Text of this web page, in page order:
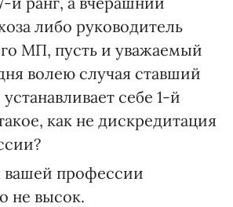
либо руководитель
МП, пусть и уважаемый
волею случая ставший
себе 1-й
как не дискредитация
профессии
не высок.